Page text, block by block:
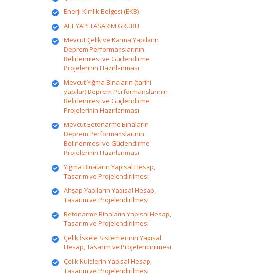
Enerji Kimlik Belgesi (EKB)
ALT YAPI TASARIM GRUBU
Mevcut Çelik ve Karma Yapıların
Deprem Performanslarının
Belirlenmesi ve Güçlendirme
Projelerinin Hazırlanması
Mevcut Yığma Binaların (tarihi
yapılar) Deprem Performanslarının
Belirlenmesi ve Güçlendirme
Projelerinin Hazırlanması
Mevcut Betonarme Binaların
Deprem Performanslarının
Belirlenmesi ve Güçlendirme
Projelerinin Hazırlanması
Yığma Binaların Yapısal Hesap,
Tasarım ve Projelendirilmesi
Ahşap Yapıların Yapısal Hesap,
Tasarım ve Projelendirilmesi
Betonarme Binaların Yapısal Hesap,
Tasarım ve Projelendirilmesi
Çelik İskele Sistemlerinin Yapısal
Hesap, Tasarım ve Projelendirilmesi
Çelik Kulelerin Yapısal Hesap,
Tasarım ve Projelendirilmesi